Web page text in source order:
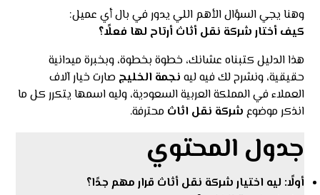
وهنا يجي السؤال الأهم اللي يدور في بال أي عميل:
كيف أختار شركة نقل أثاث أرتاح لها فعلًا؟
هذا الدليل كتبناه عشانك، خطوة بخطوة، وبخبرة ميدانية
حقيقية، ونشرح لك فيه ليه نجمة الخليج صارت خيار آلاف
العملاء في المملكة العربية السعودية، وليه اسمها يتكرر كل ما
انذكر موضوع شركة نقل اثاث محترفة.
جدول المحتوي
أولًا: ليه اختيار شركة نقل أثاث قرار مهم جدًا؟